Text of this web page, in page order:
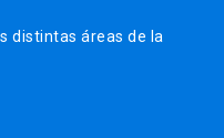
distintas áreas de la